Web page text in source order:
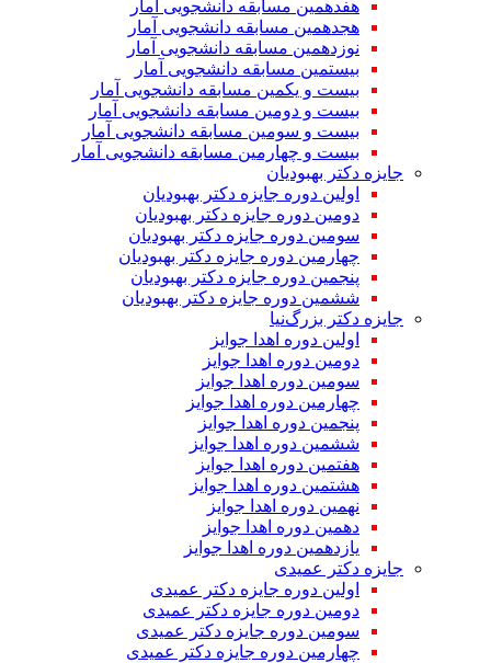
هفدهمین مسابقه دانشجویی آمار
هجدهمین مسابقه دانشجویی آمار
نوزدهمین مسابقه دانشجویی آمار
بیستمین مسابقه دانشجویی آمار
بیست و یکمین مسابقه دانشجویی آمار
بیست و دومین مسابقه دانشجویی آمار
بیست و سومین مسابقه دانشجویی آمار
بیست و چهارمین مسابقه دانشجویی آمار
جایزه دکتر بهبودیان
اولین دوره جایزه دکتر بهبودیان
دومین دوره جایزه دکتر بهبودیان
سومین دوره جایزه دکتر بهبودیان
چهارمین دوره جایزه دکتر بهبودیان
پنجمین دوره جایزه دکتر بهبودیان
ششمین دوره جایزه دکتر بهبودیان
جایزه دکتر بزرگ‌نیا
اولین دوره اهدا جوایز
دومین دوره اهدا جوایز
سومین دوره اهدا جوایز
چهارمین دوره اهدا جوایز
پنجمین دوره اهدا جوایز
ششمین دوره اهدا جوایز
هفتمین دوره اهدا جوایز
هشتمین دوره اهدا جوایز
نهمین دوره اهدا جوایز
دهمین دوره اهدا جوایز
یازدهمین دوره اهدا جوایز
جایزه دکتر عمیدی
اولین دوره جایزه دکتر عمیدی
دومین دوره جایزه دکتر عمیدی
سومین دوره جایزه دکتر عمیدی
چهارمین دوره جایزه دکتر عمیدی